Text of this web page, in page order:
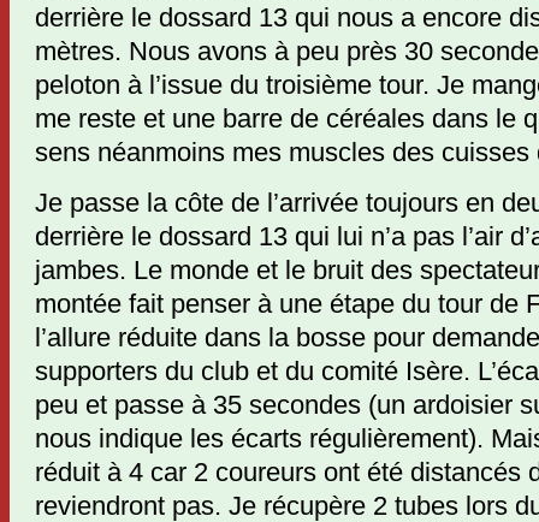
derrière le dossard 13 qui nous a encore
mètres. Nous avons à peu près 30
peloton à l’issue du troisième tour. Je
me reste et une barre de céréales dans le
sens néanmoins mes muscles des cuisses
Je passe la côte de l’arrivée toujours en
derrière le dossard 13 qui lui n’a pas l’air
jambes. Le monde et le bruit des
montée fait penser à une étape du tour de
l’allure réduite dans la bosse pour
supporters du club et du comité Isère.
peu et passe à 35 secondes (un ardoisier
nous indique les écarts régulièrement).
réduit à 4 car 2 coureurs ont été distancés
reviendront pas. Je récupère 2 tubes lors